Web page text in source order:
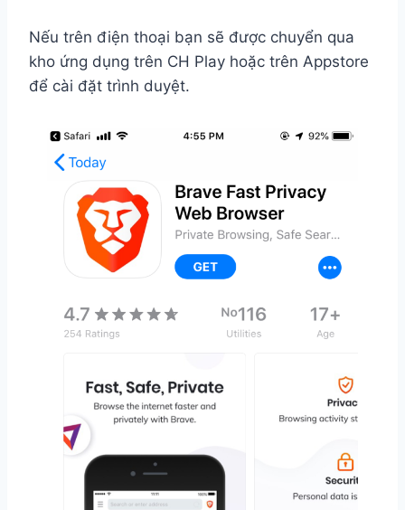
Nếu trên điện thoại bạn sẽ được chuyển qua
kho ứng dụng trên CH Play hoặc trên Appstore
để cài đặt trình duyệt.